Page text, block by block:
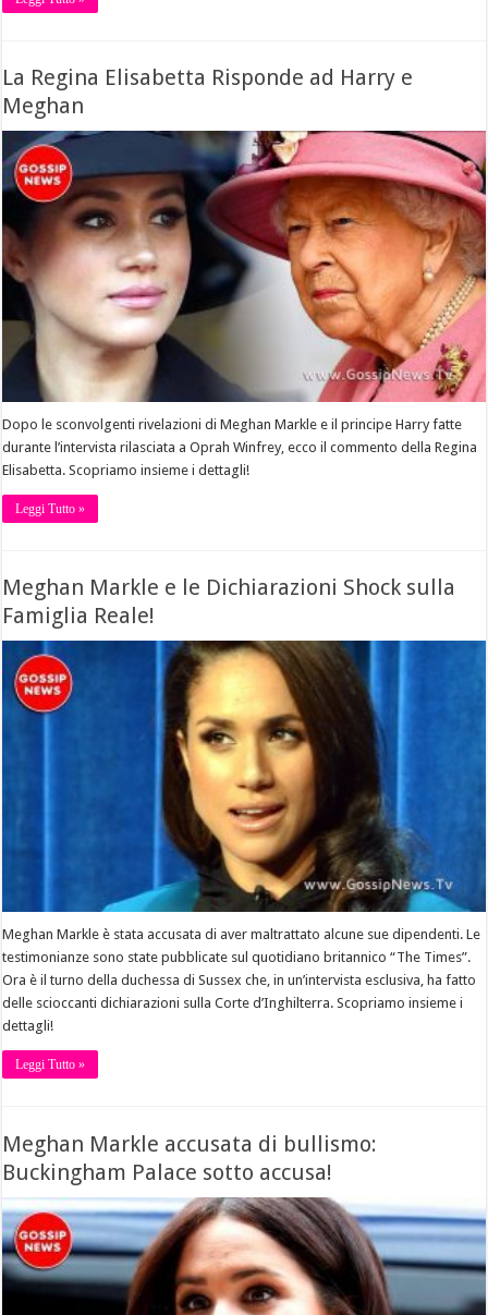
La Regina Elisabetta Risponde ad Harry e
Meghan
Dopo le sconvolgenti rivelazioni di Meghan Markle e il principe Harry fatte
durante l’intervista rilasciata a Oprah Winfrey, ecco il commento della Regina
Elisabetta. Scopriamo insieme i dettagli!
Leggi Tutto »
Meghan Markle e le Dichiarazioni Shock sulla
Famiglia Reale!
Meghan Markle è stata accusata di aver maltrattato alcune sue dipendenti. Le
testimonianze sono state pubblicate sul quotidiano britannico “The Times”.
Ora è il turno della duchessa di Sussex che, in un’intervista esclusiva, ha fatto
delle scioccanti dichiarazioni sulla Corte d’Inghilterra. Scopriamo insieme i
dettagli!
Leggi Tutto »
Meghan Markle accusata di bullismo:
Buckingham Palace sotto accusa!